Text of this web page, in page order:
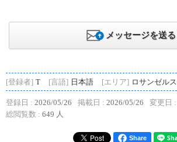
メッセージを送る
[登録者] T [言語] 日本語 [エリア] ロサンゼルス
登録日 : 2026/05/26 掲載日 : 2026/05/26 変更日 :
総閲覧数 : 649 人
Share